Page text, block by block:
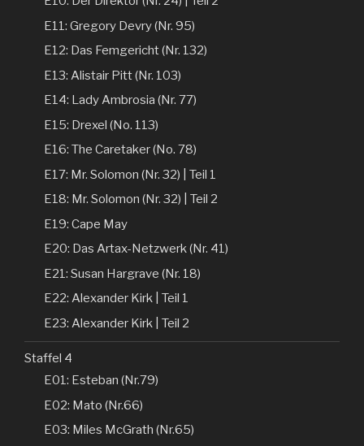
E11: Gregory Devry (Nr. 95)
E12: Das Femgericht (Nr. 132)
E13: Alistair Pitt (Nr. 103)
E14: Lady Ambrosia (Nr. 77)
E15: Drexel (No. 113)
E16: The Caretaker (No. 78)
E17: Mr. Solomon (Nr. 32) | Teil 1
E18: Mr. Solomon (Nr. 32) | Teil 2
E19: Cape May
E20: Das Artax-Netzwerk (Nr. 41)
E21: Susan Hargrave (Nr. 18)
E22: Alexander Kirk | Teil 1
E23: Alexander Kirk | Teil 2
Staffel 4
E01: Esteban (Nr.79)
E02: Mato (Nr.66)
E03: Miles McGrath (Nr.65)